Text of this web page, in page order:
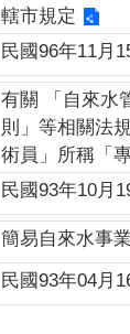
轄市規定
民國96年11月
有關 「自來水
則」等相關法
術員」所稱「
民國93年10月
簡易自來水事
民國93年04月